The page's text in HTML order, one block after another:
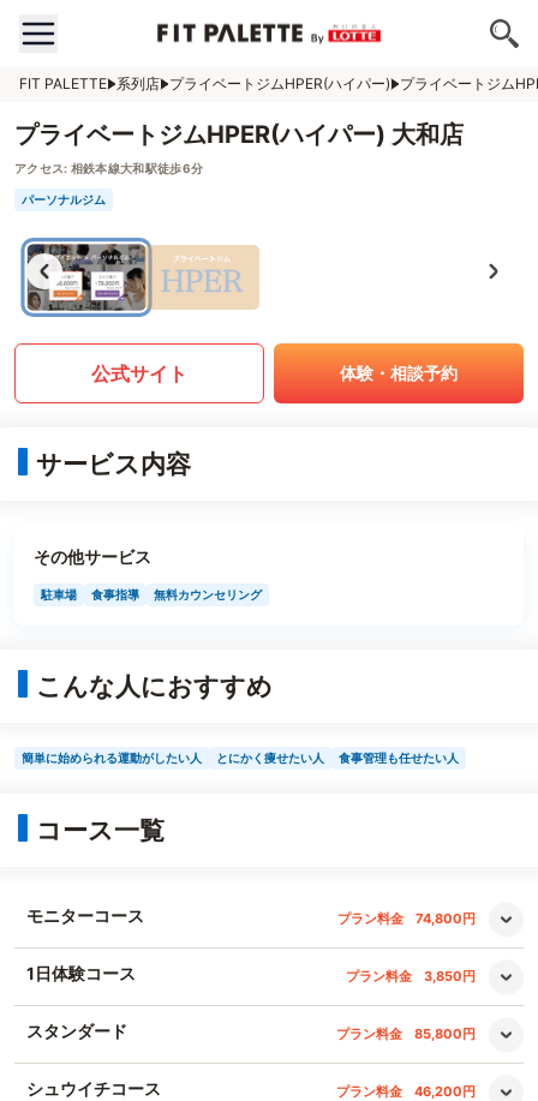
FIT PALETTE 系列店 プライベートジムHPER(ハイパー) プライベートジム
プライベートジムHPER(ハイパー) 大和店
アクセス: 相鉄本線大和駅徒歩6分
パーソナルジム
公式サイト 体験・相談予約
サービス内容
その他サービス
駐車場 食事指導 無料カウンセリング
こんな人におすすめ
簡単に始められる運動がしたい人 とにかく痩せたい人 食事管理も任せたい人
コース一覧
モニターコース プラン料金 74,800円
1日体験コース プラン料金 3,850円
スタンダード プラン料金 85,800円
シュウイチコース プラン料金 46,200円